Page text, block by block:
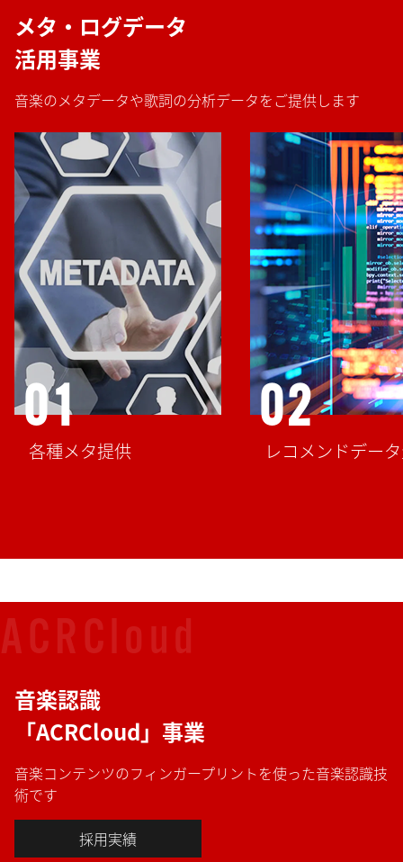
メタ・ログデータ
活用事業
音楽のメタデータや歌詞の分析データをご提供します
01
各種メタ提供
02
レコメンドデー
ACRCloud
音楽認識
「ACRCloud」事業
音楽コンテンツのフィンガープリントを使った音楽認識技
術です
採用実績